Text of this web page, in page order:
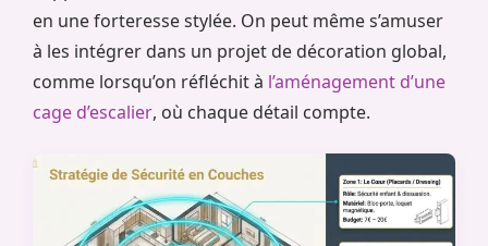
en une forteresse stylée. On peut même s’amuser
à les intégrer dans un projet de décoration global,
comme lorsqu’on réfléchit à l’aménagement d’une
cage d’escalier, où chaque détail compte.